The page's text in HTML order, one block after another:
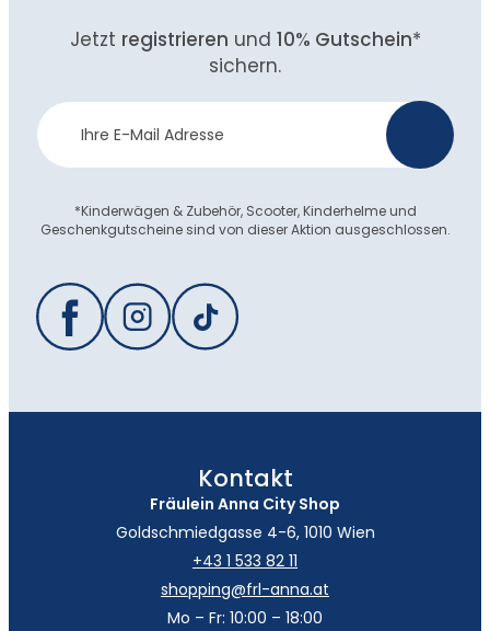
Jetzt registrieren und 10% Gutschein*
sichern.
Newsletter
Anmeldung
*Kinderwägen & Zubehör, Scooter, Kinderhelme und
Geschenkgutscheine sind von dieser Aktion ausgeschlossen.
Kontakt
Fräulein Anna City Shop
Goldschmiedgasse 4-6, 1010 Wien
+43 1 533 82 11
shopping@frl-anna.at
Mo – Fr: 10:00 – 18:00